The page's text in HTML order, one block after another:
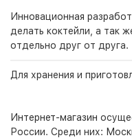
Инновационная
делать коктейли, а так
отдельно друг от друга.
Для хранения и
Интернет-магазин
России. Среди них: